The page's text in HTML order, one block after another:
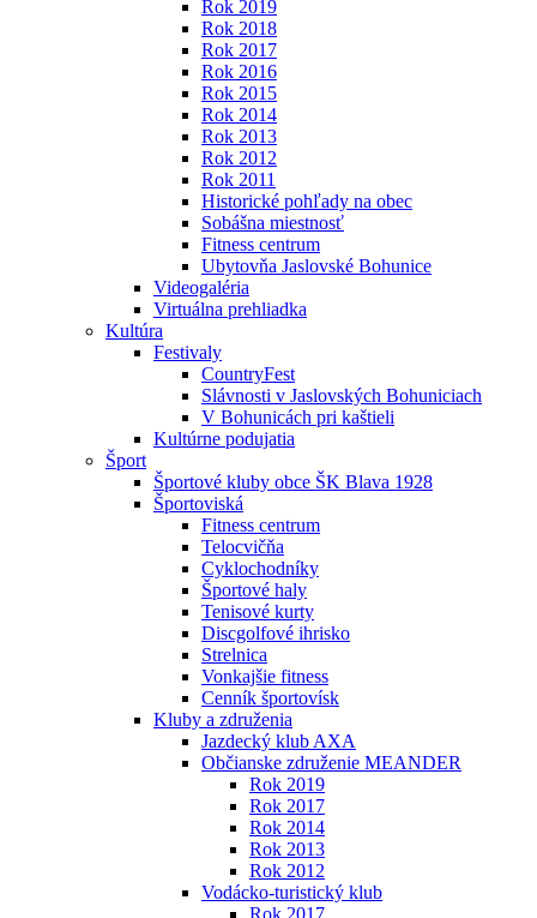
Rok 2019
Rok 2018
Rok 2017
Rok 2016
Rok 2015
Rok 2014
Rok 2013
Rok 2012
Rok 2011
Historické pohľady na obec
Sobášna miestnosť
Fitness centrum
Ubytovňa Jaslovské Bohunice
Videogaléria
Virtuálna prehliadka
Kultúra
Festivaly
CountryFest
Slávnosti v Jaslovských Bohuniciach
V Bohunicách pri kaštieli
Kultúrne podujatia
Šport
Športové kluby obce ŠK Blava 1928
Športoviská
Fitness centrum
Telocvičňa
Cyklochodníky
Športové haly
Tenisové kurty
Discgolfové ihrisko
Strelnica
Vonkajšie fitness
Cenník športovísk
Kluby a združenia
Jazdecký klub AXA
Občianske združenie MEANDER
Rok 2019
Rok 2017
Rok 2014
Rok 2013
Rok 2012
Vodácko-turistický klub
Rok 2017